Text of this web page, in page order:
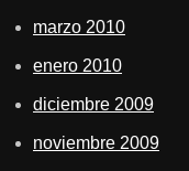
marzo 2010
enero 2010
diciembre 2009
noviembre 2009